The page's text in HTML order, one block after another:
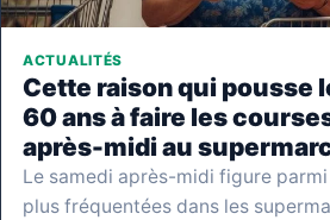
ACTUALITÉS
Cette raison qui pousse
60 ans à faire les
après-midi au
Le samedi après-midi figure
plus fréquentées dans les